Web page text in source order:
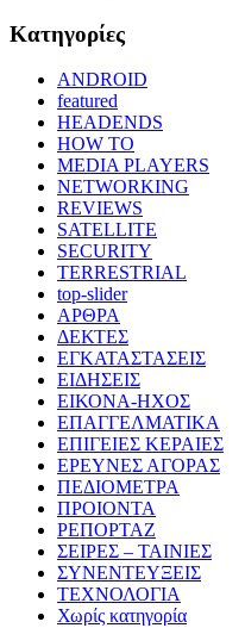
Kατηγορίες
ANDROID
featured
HEADENDS
HOW TO
MEDIA PLAYERS
NETWORKING
REVIEWS
SATELLITE
SECURITY
TERRESTRIAL
top-slider
ΑΡΘΡΑ
ΔΕΚΤΕΣ
ΕΓΚΑΤΑΣΤΑΣΕΙΣ
ΕΙΔΗΣΕΙΣ
ΕΙΚΟΝΑ-ΗΧΟΣ
ΕΠΑΓΓΕΛΜΑΤΙΚΑ
ΕΠΙΓΕΙΕΣ ΚΕΡΑΙΕΣ
ΕΡΕΥΝΕΣ ΑΓΟΡΑΣ
ΠΕΔΙΟΜΕΤΡΑ
ΠΡΟΙΟΝΤΑ
ΡΕΠΟΡΤΑΖ
ΣΕΙΡΕΣ – ΤΑΙΝΙΕΣ
ΣΥΝΕΝΤΕΥΞΕΙΣ
ΤΕΧΝΟΛΟΓΙΑ
Χωρίς κατηγορία